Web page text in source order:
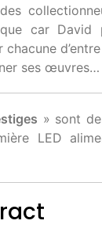
car
ses œuvres…
» sont
LED